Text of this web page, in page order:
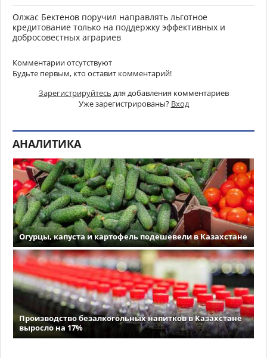
Олжас Бектенов поручил направлять льготное
кредитование только на поддержку эффективных и
добросовестных аграриев
Комментарии отсутствуют
Будьте первым, кто оставит комментарий!
Зарегистрируйтесь для добавления комментариев
Уже зарегистрированы? Вход
АНАЛИТИКА
Огурцы, капуста и картофель подешевели в Казахстане
Производство безалкогольных напитков в Казахстане
выросло на 17%